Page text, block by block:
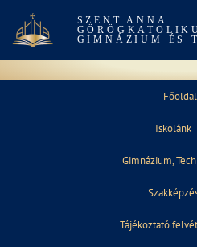
SZENT ANNA
GIMNÁZIUM ÉS
Főoldal
Iskolánk
Gimnázium,
Tájékoztató
JÚLIUS